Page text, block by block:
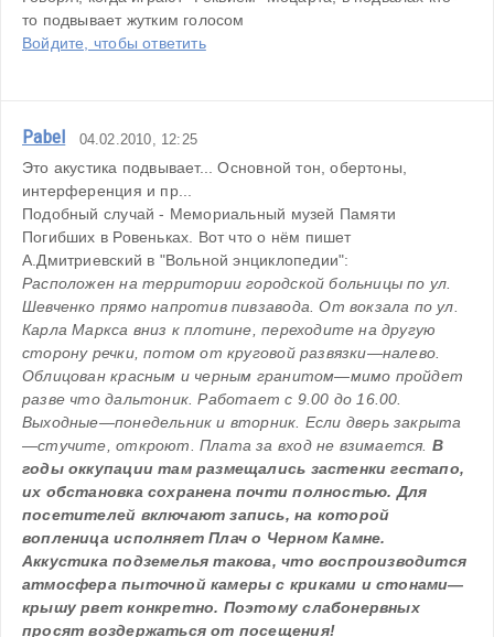
то подвывает жутким голосом
Войдите, чтобы ответить
Pabel 04.02.2010, 12:25
Это акустика подвывает... Основной тон, обертоны,
интерференция и пр...
Подобный случай - Мемориальный музей Памяти
Погибших в Ровеньках. Вот что о нём пишет
А.Дмитриевский в "Вольной энциклопедии":
Расположен на территории городской больницы по ул.
Шевченко прямо напротив пивзавода. От вокзала по ул.
Карла Маркса вниз к плотине, переходите на другую
сторону речки, потом от круговой развязки—налево.
Облицован красным и черным гранитом—мимо пройдет
разве что дальтоник. Работает с 9.00 до 16.00.
Выходные—понедельник и вторник. Если дверь закрыта
—стучите, откроют. Плата за вход не взимается. В
годы оккупации там размещались застенки гестапо,
их обстановка сохранена почти полностью. Для
посетителей включают запись, на которой
вопленица исполняет Плач о Черном Камне.
Аккустика подземелья такова, что воспроизводится
атмосфера пыточной камеры с криками и стонами—
крышу рвет конкретно. Поэтому слабонервных
просят воздержаться от посещения!